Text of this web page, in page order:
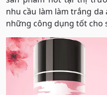
nhu cầu làm làm trắng da
những công dụng tốt cho